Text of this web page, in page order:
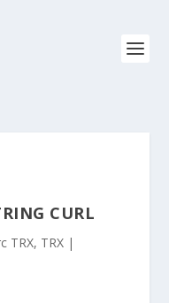
CURL
TRX, TRX